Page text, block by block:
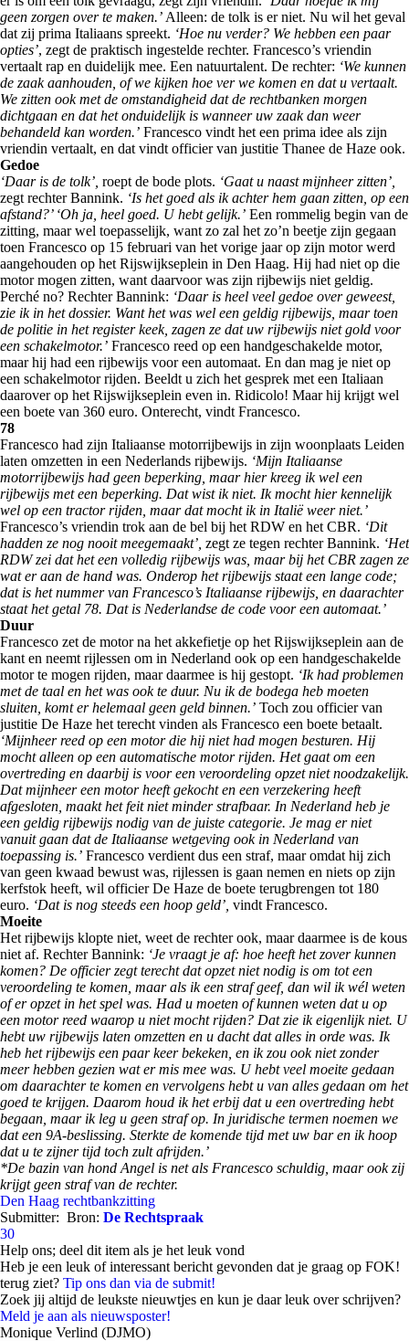
geen zorgen over te maken.’ Alleen: de tolk is er niet. Nu wil het geval
dat zij prima Italiaans spreekt. ‘Hoe nu verder? We hebben een paar
opties’, zegt de praktisch ingestelde rechter. Francesco’s vriendin
vertaalt rap en duidelijk mee. Een natuurtalent. De rechter: ‘We kunnen
de zaak aanhouden, of we kijken hoe ver we komen en dat u vertaalt.
We zitten ook met de omstandigheid dat de rechtbanken morgen
dichtgaan en dat het onduidelijk is wanneer uw zaak dan weer
behandeld kan worden.’ Francesco vindt het een prima idee als zijn
vriendin vertaalt, en dat vindt officier van justitie Thanee de Haze ook.
Gedoe
‘Daar is de tolk’, roept de bode plots. ‘Gaat u naast mijnheer zitten’,
zegt rechter Bannink. ‘Is het goed als ik achter hem gaan zitten, op een
afstand?’ ‘Oh ja, heel goed. U hebt gelijk.’ Een rommelig begin van de
zitting, maar wel toepasselijk, want zo zal het zo’n beetje zijn gegaan
toen Francesco op 15 februari van het vorige jaar op zijn motor werd
aangehouden op het Rijswijkseplein in Den Haag. Hij had niet op die
motor mogen zitten, want daarvoor was zijn rijbewijs niet geldig.
Perché no? Rechter Bannink: ‘Daar is heel veel gedoe over geweest,
zie ik in het dossier. Want het was wel een geldig rijbewijs, maar toen
de politie in het register keek, zagen ze dat uw rijbewijs niet gold voor
een schakelmotor.’ Francesco reed op een handgeschakelde motor,
maar hij had een rijbewijs voor een automaat. En dan mag je niet op
een schakelmotor rijden. Beeldt u zich het gesprek met een Italiaan
daarover op het Rijswijkseplein even in. Ridicolo! Maar hij krijgt wel
een boete van 360 euro. Onterecht, vindt Francesco.
78
Francesco had zijn Italiaanse motorrijbewijs in zijn woonplaats Leiden
laten omzetten in een Nederlands rijbewijs. ‘Mijn Italiaanse
motorrijbewijs had geen beperking, maar hier kreeg ik wel een
rijbewijs met een beperking. Dat wist ik niet. Ik mocht hier kennelijk
wel op een tractor rijden, maar dat mocht ik in Italië weer niet.’
Francesco’s vriendin trok aan de bel bij het RDW en het CBR. ‘Dit
hadden ze nog nooit meegemaakt’, zegt ze tegen rechter Bannink. ‘Het
RDW zei dat het een volledig rijbewijs was, maar bij het CBR zagen ze
wat er aan de hand was. Onderop het rijbewijs staat een lange code;
dat is het nummer van Francesco’s Italiaanse rijbewijs, en daarachter
staat het getal 78. Dat is Nederlandse de code voor een automaat.’
Duur
Francesco zet de motor na het akkefietje op het Rijswijkseplein aan de
kant en neemt rijlessen om in Nederland ook op een handgeschakelde
motor te mogen rijden, maar daarmee is hij gestopt. ‘Ik had problemen
met de taal en het was ook te duur. Nu ik de bodega heb moeten
sluiten, komt er helemaal geen geld binnen.’ Toch zou officier van
justitie De Haze het terecht vinden als Francesco een boete betaalt.
‘Mijnheer reed op een motor die hij niet had mogen besturen. Hij
mocht alleen op een automatische motor rijden. Het gaat om een
overtreding en daarbij is voor een veroordeling opzet niet noodzakelijk.
Dat mijnheer een motor heeft gekocht en een verzekering heeft
afgesloten, maakt het feit niet minder strafbaar. In Nederland heb je
een geldig rijbewijs nodig van de juiste categorie. Je mag er niet
vanuit gaan dat de Italiaanse wetgeving ook in Nederland van
toepassing is.’ Francesco verdient dus een straf, maar omdat hij zich
van geen kwaad bewust was, rijlessen is gaan nemen en niets op zijn
kerfstok heeft, wil officier De Haze de boete terugbrengen tot 180
euro. ‘Dat is nog steeds een hoop geld’, vindt Francesco.
Moeite
Het rijbewijs klopte niet, weet de rechter ook, maar daarmee is de kous
niet af. Rechter Bannink: ‘Je vraagt je af: hoe heeft het zover kunnen
komen? De officier zegt terecht dat opzet niet nodig is om tot een
veroordeling te komen, maar als ik een straf geef, dan wil ik wél weten
of er opzet in het spel was. Had u moeten of kunnen weten dat u op
een motor reed waarop u niet mocht rijden? Dat zie ik eigenlijk niet. U
hebt uw rijbewijs laten omzetten en u dacht dat alles in orde was. Ik
heb het rijbewijs een paar keer bekeken, en ik zou ook niet zonder
meer hebben gezien wat er mis mee was. U hebt veel moeite gedaan
om daarachter te komen en vervolgens hebt u van alles gedaan om het
goed te krijgen. Daarom houd ik het erbij dat u een overtreding hebt
begaan, maar ik leg u geen straf op. In juridische termen noemen we
dat een 9A-beslissing. Sterkte de komende tijd met uw bar en ik hoop
dat u te zijner tijd toch zult afrijden.’
*De bazin van hond Angel is net als Francesco schuldig, maar ook zij
krijgt geen straf van de rechter.
Den Haag rechtbankzitting
Submitter: Bron: De Rechtspraak
30
Help ons; deel dit item als je het leuk vond
Heb je een leuk of interessant bericht gevonden dat je graag op FOK!
terug ziet? Tip ons dan via de submit!
Zoek jij altijd de leukste nieuwtjes en kun je daar leuk over schrijven?
Meld je aan als nieuwsposter!
Monique Verlind (DJMO)